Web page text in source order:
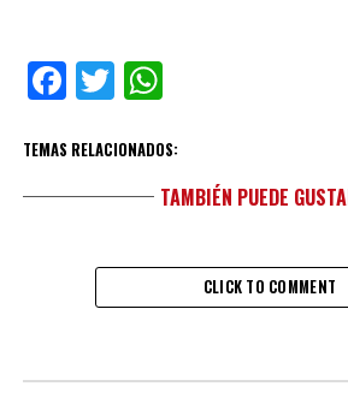
Facebook
TwitterWhatsApp
TEMAS RELACIONADOS:
TAMBIÉN PUEDE
CLICK TO COMMENT